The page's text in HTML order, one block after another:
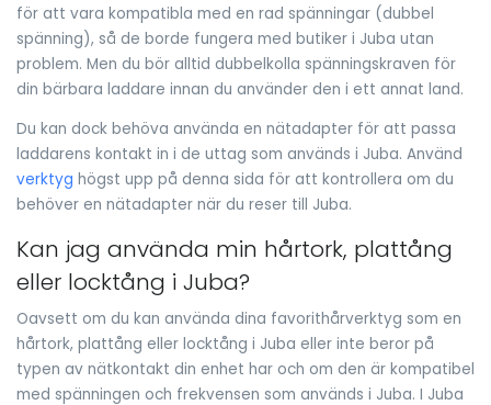
för att vara kompatibla med en rad spänningar (dubbel
spänning), så de borde fungera med butiker i Juba utan
problem. Men du bör alltid dubbelkolla spänningskraven för
din bärbara laddare innan du använder den i ett annat land.
Du kan dock behöva använda en nätadapter för att passa
laddarens kontakt in i de uttag som används i Juba. Använd
verktyg högst upp på denna sida för att kontrollera om du
behöver en nätadapter när du reser till Juba.
Kan jag använda min hårtork, plattång
eller locktång i Juba?
Oavsett om du kan använda dina favorithårverktyg som en
hårtork, plattång eller locktång i Juba eller inte beror på
typen av nätkontakt din enhet har och om den är kompatibel
med spänningen och frekvensen som används i Juba. I Juba